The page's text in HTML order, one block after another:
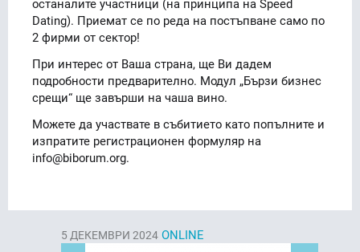
останалите участници (на принципа на Speed
Dating). Приемат се по реда на постъпване само по
2 фирми от сектор!
При интерес от Ваша страна, ще Ви дадем
подробности предварително. Модул „Бързи бизнес
срещи“ ще завърши на чаша вино.
Можете да участвате в събитието като попълните и
изпратите регистрационен формуляр на
info@biborum.org.
5 ДЕКЕМВРИ 2024 ONLINE